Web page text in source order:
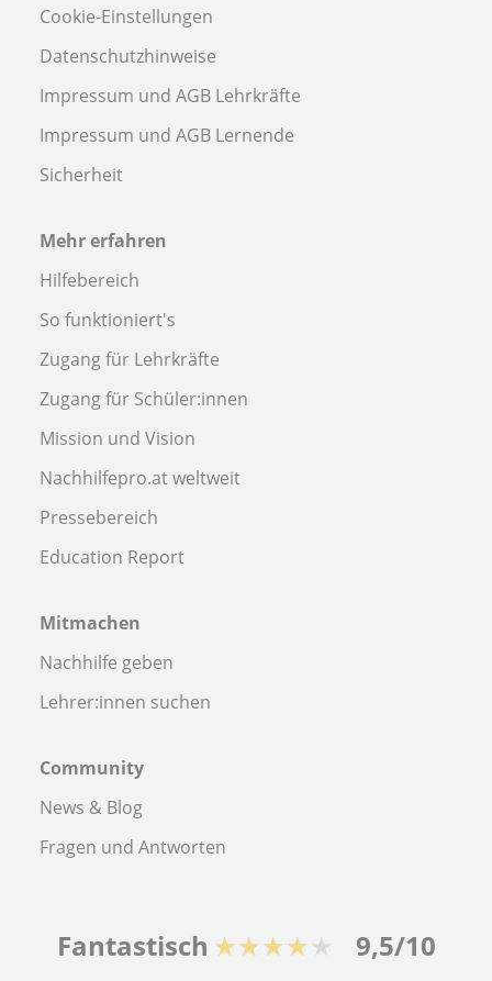
Cookie-Einstellungen
Datenschutzhinweise
Impressum und AGB Lehrkräfte
Impressum und AGB Lernende
Sicherheit
Mehr erfahren
Hilfebereich
So funktioniert's
Zugang für Lehrkräfte
Zugang für Schüler:innen
Mission und Vision
Nachhilfepro.at weltweit
Pressebereich
Education Report
Mitmachen
Nachhilfe geben
Lehrer:innen suchen
Community
News & Blog
Fragen und Antworten
Fantastisch ★★★★★ 9,5/10